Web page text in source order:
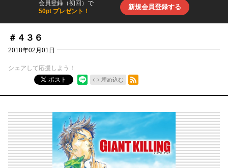
会員登録（初回）で
50pt プレゼント！
新規会員登録する
＃４３６
2018年02月01日
シェアして応援しよう！
ポスト
埋め込む
RSSフィード